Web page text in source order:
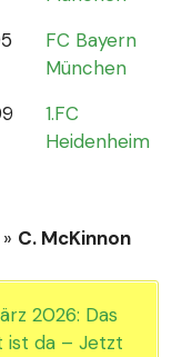
FC Bayern
München
1.FC
Heidenheim
» C. McKinnon
2026: Das
ist da – Jetzt